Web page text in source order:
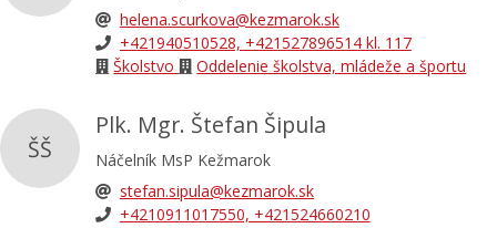
helena.scurkova@kezmarok.sk
+421940510528, +421527896514 kl. 117
Školstvo
Oddelenie školstva, mládeže a športu
ŠŠ
Plk. Mgr. Štefan Šipula
Náčelník MsP Kežmarok
stefan.sipula@kezmarok.sk
+4210911017550, +421524660210